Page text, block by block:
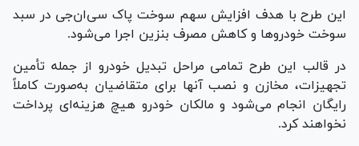
این طرح با هدف افزایش سهم سوخت پاک سی‌ان‌جی در سبد
سوخت خودرو‌ها و کاهش مصرف بنزین اجرا می‌شود.
در قالب این طرح تمامی مراحل تبدیل خودرو از جمله تأمین
تجهیزات، مخازن و نصب آنها برای متقاضیان به‌صورت کاملاً
رایگان انجام می‌شود و مالکان خودرو هیچ هزینه‌ای پرداخت
نخواهند کرد.